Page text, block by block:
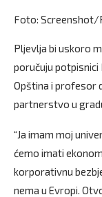
Foto: Screenshot/
Pljevlja bi uskoro
poručuju potpisnici
Opština i profesor
partnerstvo u
“Ja imam moj
ćemo imati
korporativnu
nema u Evropi.